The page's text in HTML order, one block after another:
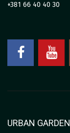
+381 66 40 40 30
URBAN GARDEN